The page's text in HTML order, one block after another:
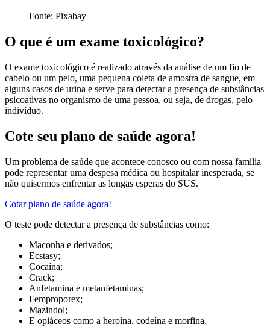
Fonte: Pixabay
O que é um exame toxicológico?
O exame toxicológico é realizado através da análise de um fio de
cabelo ou um pelo, uma pequena coleta de amostra de sangue, em
alguns casos de urina e serve para detectar a presença de substâncias
psicoativas no organismo de uma pessoa, ou seja, de drogas, pelo
indivíduo.
Cote seu plano de saúde agora!
Um problema de saúde que acontece conosco ou com nossa família
pode representar uma despesa médica ou hospitalar inesperada, se
não quisermos enfrentar as longas esperas do SUS.
Cotar plano de saúde agora!
O teste pode detectar a presença de substâncias como:
Maconha e derivados;
Ecstasy;
Cocaína;
Crack;
Anfetamina e metanfetaminas;
Femproporex;
Mazindol;
E opiáceos como a heroína, codeína e morfina.